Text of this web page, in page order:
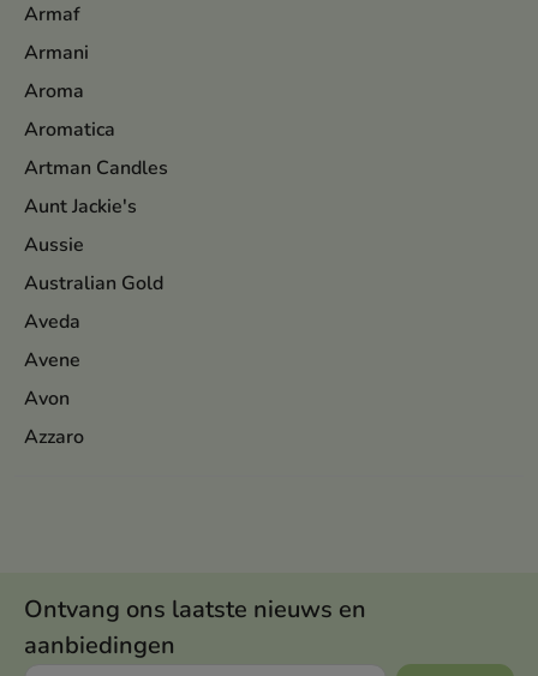
Armaf
Armani
Aroma
Aromatica
Artman Candles
Aunt Jackie's
Aussie
Australian Gold
Aveda
Avene
Avon
Azzaro
Ontvang ons laatste nieuws en
aanbiedingen